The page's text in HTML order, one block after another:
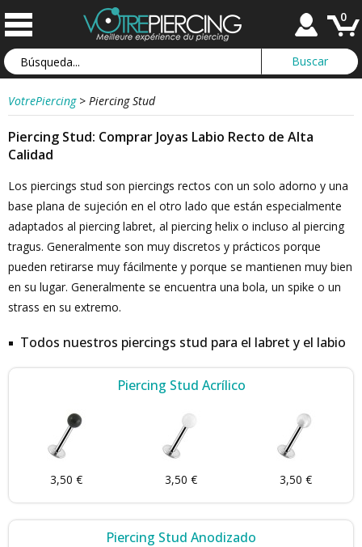
0
VotrePiercing > Piercing Stud
Piercing Stud: Comprar Joyas Labio Recto de Alta
Calidad
Los piercings stud son piercings rectos con un solo adorno y una
base plana de sujeción en el otro lado que están especialmente
adaptados al piercing labret, al piercing helix o incluso al piercing
tragus. Generalmente son muy discretos y prácticos porque
pueden retirarse muy fácilmente y porque se mantienen muy bien
en su lugar. Generalmente se encuentra una bola, un spike o un
strass en su extremo.
Todos nuestros piercings stud para el labret y el labio
Piercing Stud Acrílico
3,50 € 3,50 € 3,50 €
Piercing Stud Anodizado